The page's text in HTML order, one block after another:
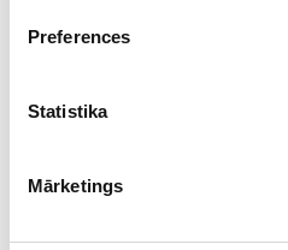
Preferences
Statistika
Mārketings